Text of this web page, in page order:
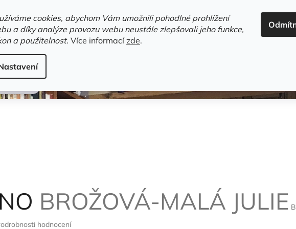
cookies, abychom Vám umožnili pohodlné prohlížení
a díky analýze provozu webu neustále zlepšovali jeho funkce,
a použitelnost. Více informacízde.
HLEDAT
Trvalky a bestsellery
Julie
BROŽOVÁ-MALÁ JULIE
hodnocení